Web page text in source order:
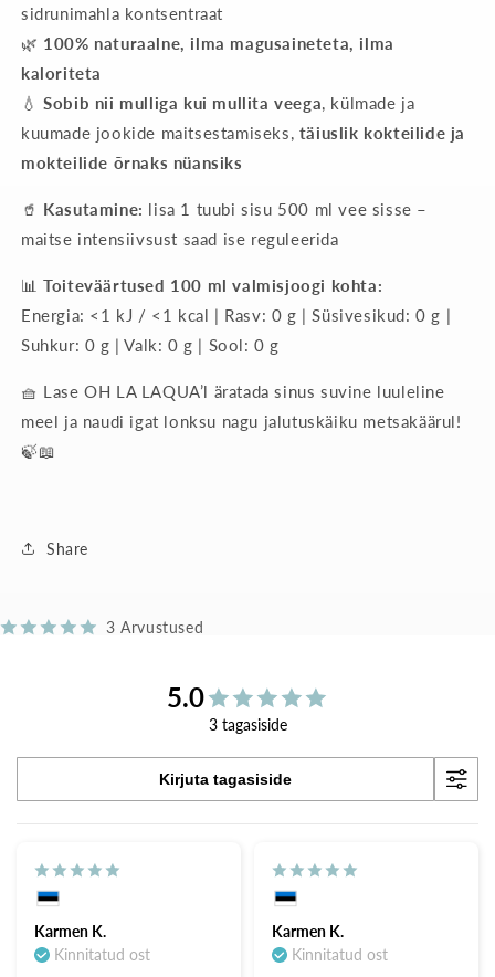
sidrunimahla kontsentraat
🌿 100% naturaalne, ilma magusaineteta, ilma
kaloriteta
💧Sobib nii mulliga kui mullita veega, külmade ja
kuumade jookide maitsestamiseks, täiuslik kokteilide ja
mokteilide õrnaks nüansiks
🥤 Kasutamine: lisa 1 tuubi sisu 500 ml vee sisse –
maitse intensiivsust saad ise reguleerida
📊Toiteväärtused 100 ml valmisjoogi kohta:
Energia: <1 kJ / <1 kcal | Rasv: 0 g | Süsivesikud: 0 g |
Suhkur: 0 g | Valk: 0 g | Sool: 0 g
🧺 Lase OH LA LAQUA’l äratada sinus suvine luuleline
meel ja naudi igat lonksu nagu jalutuskäiku metsakäärul!
🍃📖
Share
3 Arvustused
5.0
3 tagasiside
Kirjuta tagasiside
Karmen K.
Kinnitatud ost
Karmen K.
Kinnitatud ost